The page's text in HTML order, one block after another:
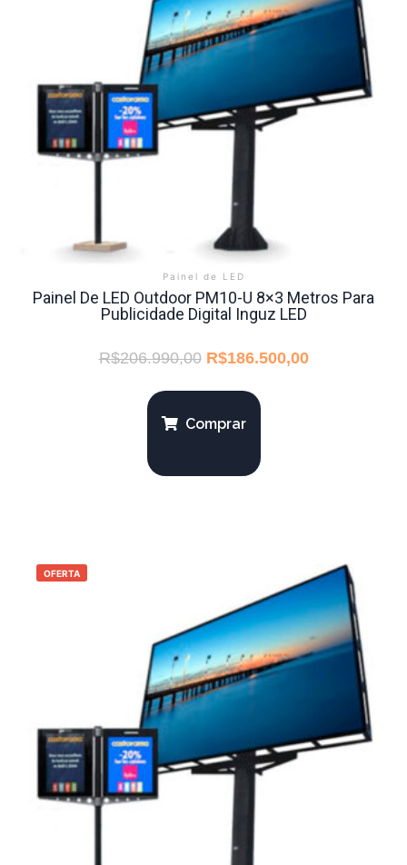
Painel de LED
Painel De LED Outdoor PM10-U 8×3 Metros Para
Publicidade Digital Inguz LED
R$206.990,00 R$186.500,00
Comprar
OFERTA